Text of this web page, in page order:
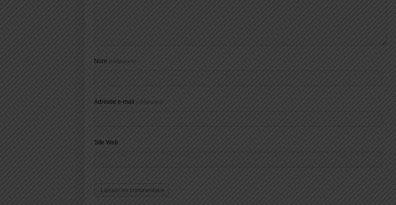
Nom (obligatoire)
Adresse e-mail (obligatoire)
Site Web